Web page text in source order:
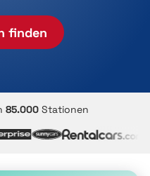
finden
85.000 Stationen